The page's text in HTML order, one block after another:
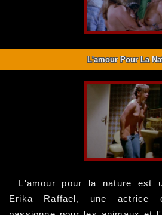
L'amour Pour La
L'amour pour la nature est
Erika Raffael, une actrice